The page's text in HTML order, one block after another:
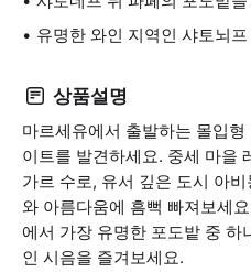
유명한 와인 지역인 샤토뇌
상품설명
마르세유에서 출발하는 몰입
이트를 발견하세요. 중세 마을
가르 수로, 유서 깊은 도시 아
와 아름다움에 흠뻑 빠져보세
에서 가장 유명한 포도밭 중 하
인 시음을 즐겨보세요.